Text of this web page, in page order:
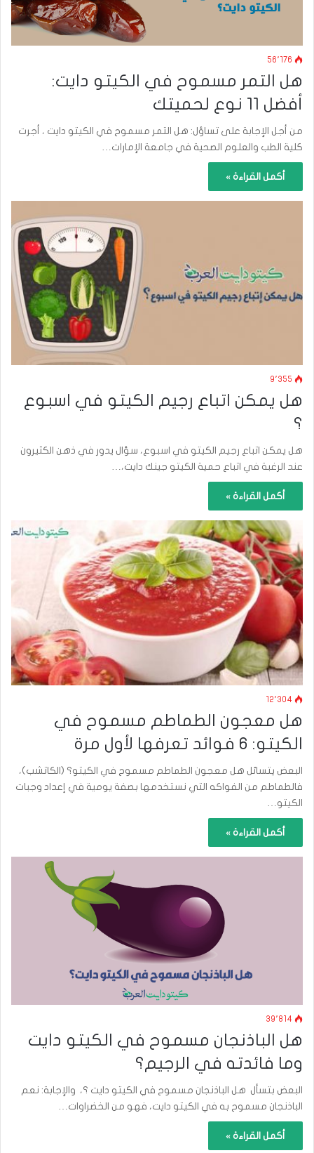
56٬176
هل التمر مسموح في الكيتو دايت:
أفضل 11 نوع لحميتك
من أجل الإجابة على تساؤل: هل التمر مسموح في الكيتو دايت ، أجرت
كلية الطب والعلوم الصحية في جامعة الإمارات…
أكمل القراءة »
9٬355
هل يمكن اتباع رجيم الكيتو في اسبوع
؟
هل يمكن اتباع رجيم الكيتو في اسبوع، سؤال يدور في ذهن الكثيرون
عند الرغبة في اتباع حمية الكيتو جينك دايت،…
أكمل القراءة »
12٬304
هل معجون الطماطم مسموح في
الكيتو: 6 فوائد تعرفها لأول مرة
البعض يتسائل هل معجون الطماطم مسموح في الكيتو؟ (الكاتشب)،
فالطماطم من الفواكه التي نستخدمها بصفة يومية في إعداد وجبات
الكيتو…
أكمل القراءة »
39٬814
هل الباذنجان مسموح في الكيتو دايت
وما فائدته في الرجيم؟
البعض بتسأل هل الباذنجان مسموح في الكيتو دايت ؟، والإجابة: نعم
الباذنجان مسموح به في الكيتو دايت، فهو من الخضراوات…
أكمل القراءة »